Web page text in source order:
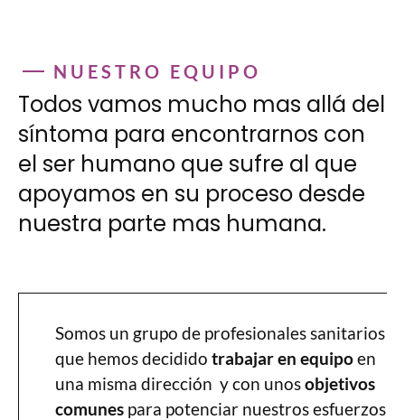
NUESTRO EQUIPO
Todos vamos mucho mas allá del
síntoma para encontrarnos con
el ser humano que sufre al que
apoyamos en su proceso desde
nuestra parte mas humana.
Somos un grupo de profesionales sanitarios
que hemos decidido trabajar en equipoen
una misma dirección y con unosobjetivos
comunes para potenciar nuestros esfuerzos